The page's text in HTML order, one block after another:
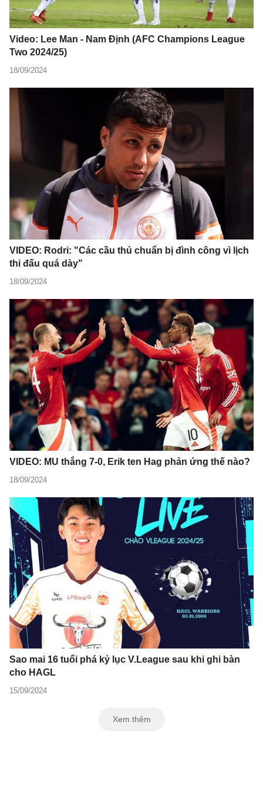
Video: Lee Man - Nam Định (AFC Champions League
Two 2024/25)
18/09/2024
VIDEO: Rodri: "Các cầu thủ chuẩn bị đình công vì lịch
thi đấu quá dày"
18/09/2024
VIDEO: MU thắng 7-0, Erik ten Hag phản ứng thế nào?
18/09/2024
Sao mai 16 tuổi phá kỷ lục V.League sau khi ghi bàn
cho HAGL
15/09/2024
Xem thêm